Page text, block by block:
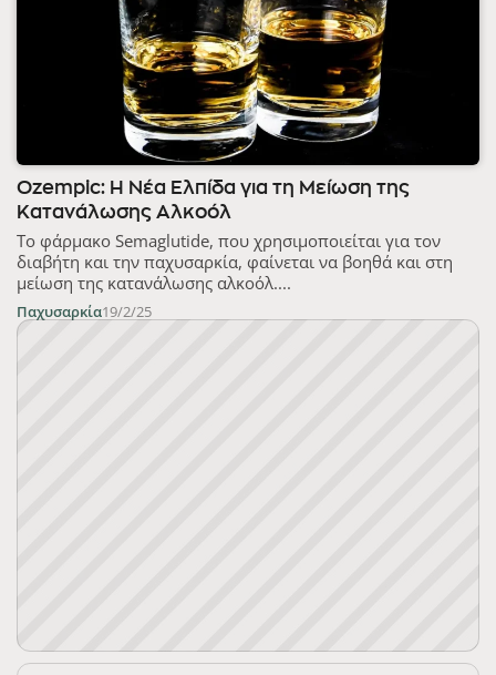
Ozempic: Η Νέα Ελπίδα για τη Μείωση της
Κατανάλωσης Αλκοόλ
Το φάρμακο Semaglutide, που χρησιμοποιείται για τον
διαβήτη και την παχυσαρκία, φαίνεται να βοηθά και στη
μείωση της κατανάλωσης αλκοόλ....
Παχυσαρκία19/2/25